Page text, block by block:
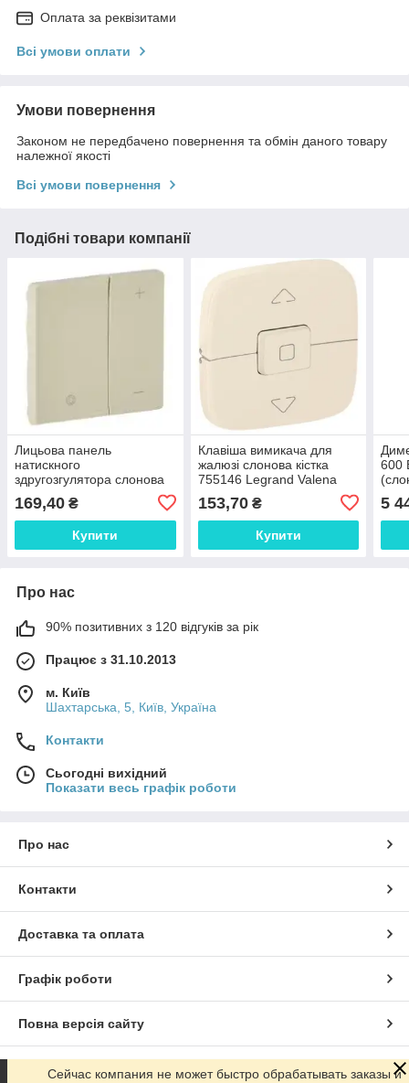
Оплата за реквізитами
Всі умови оплати
Умови повернення
Законом не передбачено повернення та обмін даного товару
належної якості
Всі умови повернення
Подібні товари компанії
Лицьова панель
натискного
здругозгулятора слонова
кістка Valena LIFE 754891
169,40 ₴
Купити
Клавіша вимикача для
жалюзі слонова кістка
755146 Legrand Valena
153,70₴
Купити
600
5
Про нас
90% позитивних з 120 відгуків за рік
Працює з 31.10.2013
м. Київ
Шахтарська, 5, Київ, Україна
Контакти
Сьогодні вихідний
Показати весь графік роботи
Про нас
Контакти
Доставка та оплата
Графік роботи
Повна версія сайту
Сайт створено на маркетплейсі Prom.ua
Сейчас компания не может быстро обрабатывать заказы и